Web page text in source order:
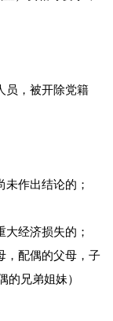
员，被开除党籍
作出结论的；
经济损失的；
，配偶的父母，子
的兄弟姐妹）